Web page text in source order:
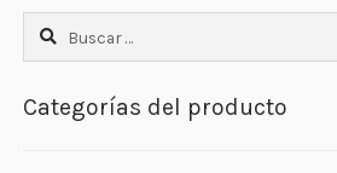
Buscar:
Categorías del producto